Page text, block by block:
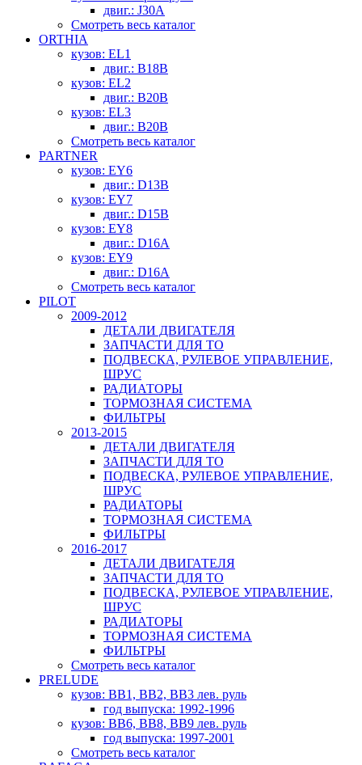
двиг.: J30A
Смотреть весь каталог
ORTHIA
кузов: EL1
двиг.: B18B
кузов: EL2
двиг.: B20B
кузов: EL3
двиг.: B20B
Смотреть весь каталог
PARTNER
кузов: EY6
двиг.: D13B
кузов: EY7
двиг.: D15B
кузов: EY8
двиг.: D16A
кузов: EY9
двиг.: D16A
Смотреть весь каталог
PILOT
2009-2012
ДЕТАЛИ ДВИГАТЕЛЯ
ЗАПЧАСТИ ДЛЯ ТО
ПОДВЕСКА, РУЛЕВОЕ УПРАВЛЕНИЕ,
ШРУС
РАДИАТОРЫ
ТОРМОЗНАЯ СИСТЕМА
ФИЛЬТРЫ
2013-2015
ДЕТАЛИ ДВИГАТЕЛЯ
ЗАПЧАСТИ ДЛЯ ТО
ПОДВЕСКА, РУЛЕВОЕ УПРАВЛЕНИЕ,
ШРУС
РАДИАТОРЫ
ТОРМОЗНАЯ СИСТЕМА
ФИЛЬТРЫ
2016-2017
ДЕТАЛИ ДВИГАТЕЛЯ
ЗАПЧАСТИ ДЛЯ ТО
ПОДВЕСКА, РУЛЕВОЕ УПРАВЛЕНИЕ,
ШРУС
РАДИАТОРЫ
ТОРМОЗНАЯ СИСТЕМА
ФИЛЬТРЫ
Смотреть весь каталог
PRELUDE
кузов: BB1, BB2, BB3 лев. руль
год выпуска: 1992-1996
кузов: BB6, BB8, BB9 лев. руль
год выпуска: 1997-2001
Смотреть весь каталог